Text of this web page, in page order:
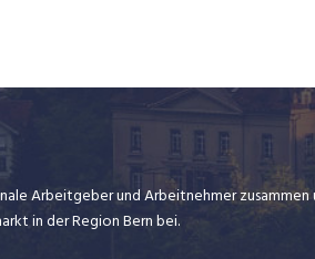
Arbeitgeber und Arbeitnehmer zusammen
in der Region Bern bei.